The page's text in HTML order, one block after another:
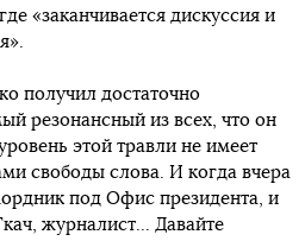
«заканчивается дискуссия и
получил достаточно
резонансный из всех, что он
этой травли не имеет
свободы слова. И когда вчера
под Офис президента, и
журналист... Давайте